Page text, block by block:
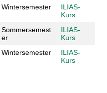
Wintersemester
ILIAS-
Kurs
Sommersemest
er
ILIAS-
Kurs
Wintersemester
ILIAS-
Kurs